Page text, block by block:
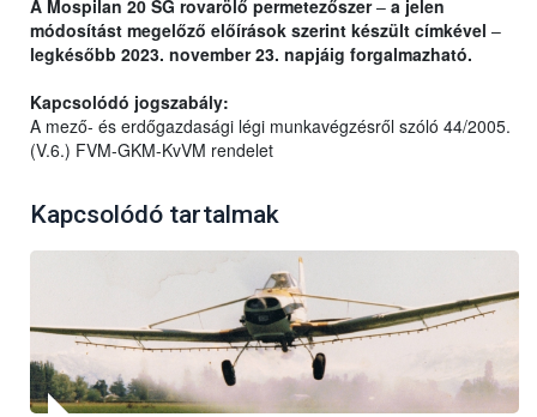
A Mospilan 20 SG rovarölő permetezőszer– a jelen
módosítást megelőző előírások szerint készült címkével –
legkésőbb 2023. november 23. napjáig forgalmazható.
Kapcsolódó jogszabály:
A mező- és erdőgazdasági légi munkavégzésről szóló 44/2005.
(V.6.) FVM-GKM-KvVM rendelet
Kapcsolódó tartalmak